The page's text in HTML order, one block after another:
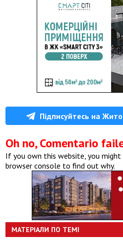
Підписуйтесь на
Oh no, Comentario
If you own this website, you
browser console to find out why.
МАТЕРІАЛИ ПО ТЕМІ